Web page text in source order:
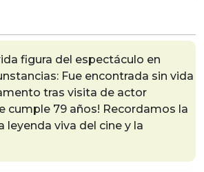
figura del espectáculo en
Fue encontrada sin vida
tras visita de actor
cumple 79 años! Recordamos la
leyenda viva del cine y la